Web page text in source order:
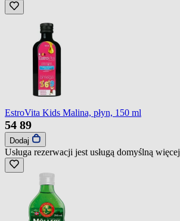
EstroVita Kids Malina, płyn, 150 ml
54 89
Dodaj
Usługa rezerwacji jest usługą domyślną więcej